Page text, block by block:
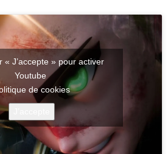
« J’accepte » pour activer
Youtube
de cookies